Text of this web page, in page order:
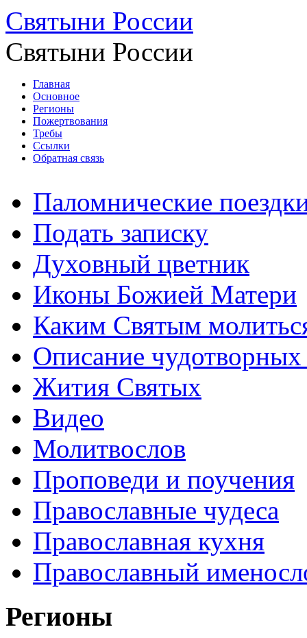
Святыни России
Святыни России
Главная
Основное
Регионы
Пожертвования
Требы
Ссылки
Обратная связь
Паломнические
Подать записку
Духовный цветник
Иконы Божией Матери
Каким Святым
Описание
Жития Святых
Видео
Молитвослов
Проповеди и поучения
Православные чудеса
Православная кухня
Православный
Регионы